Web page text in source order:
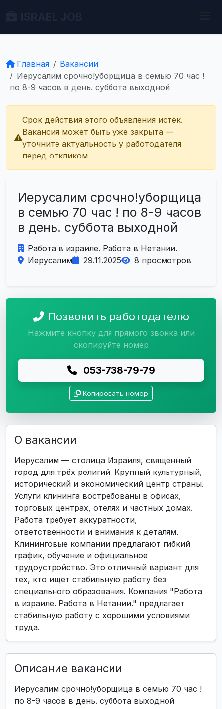
Главная
Вакансии
Иерусалим срочно!уборщица в семью 70 час !
по 8-9 часов в день. суббота выходной
Срок действия этого объявления истёк.
Вакансия может быть уже закрыта —
уточните актуальность у работодателя
перед откликом.
Иерусалим срочно!уборщица
в семью 70 час ! по 8-9 часов
в день. суббота выходной
Работа в израиле. Работа в Нетании.
Иерусалим
29.11.2025 8 просмотров
Позвонить работодателю
Нажмите кнопку для прямого звонка или
скопируйте номер
053-738-79-79
Копировать номер
О вакансии
Иерусалим — столица Израиля, священный
город для трёх религий. Крупный культурный,
исторический и экономический центр страны.
Услуги клининга востребованы в офисах,
торговых центрах, отелях и частных домах.
Работа требует аккуратности,
ответственности и внимания к деталям.
Клининговые компании предлагают гибкий
график, обучение и официальное
трудоустройство. Это отличный вариант для
тех, кто ищет стабильную работу без
специального образования. Компания "Работа
в израиле. Работа в Нетании." предлагает
стабильную работу с хорошими условиями
труда.
Описание вакансии
Иерусалим срочно!уборщица в семью 70 час !
по 8-9 часов в день. суббота выходной